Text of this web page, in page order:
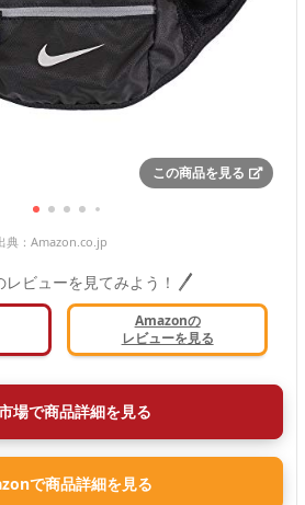
この商品を見る
典： Amazon.co.jp
レビューを見てみよう！
Amazonの
レビューを見る
場で商品詳細を見る
で商品詳細を見る